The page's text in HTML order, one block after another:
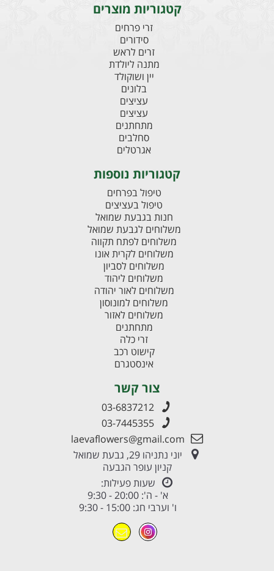
קטגוריות מוצרים
זרי פרחים
סידורים
זרים לראש
מתנה ליולדת
יין ושוקולד
בלונים
עציצים
עציצים
מתחתנים
סחלבים
אגרטלים
קטגוריות נוספות
טיפול בפרחים
טיפול בעציצים
חנות בגבעת שמואל
משלוחים לגבעת שמואל
משלוחים לפתח תקווה
משלוחים לקרית אונו
משלוחים לסביון
משלוחים ליהוד
משלוחים לאור יהודה
משלוחים למונוסון
משלוחים לאזור
מתחתנים
זרי כלה
קישוט רכב
אינסטגרם
צור קשר
03-6837212
03-7445355
laevaflowers@gmail.com
יוני נתניהו 29, גבעת שמואל
קניון עופר הגבעה
שעות פעילות:
א' - ה': 20:00 - 9:30
ו' וערבי חג: 15:00 - 9:30